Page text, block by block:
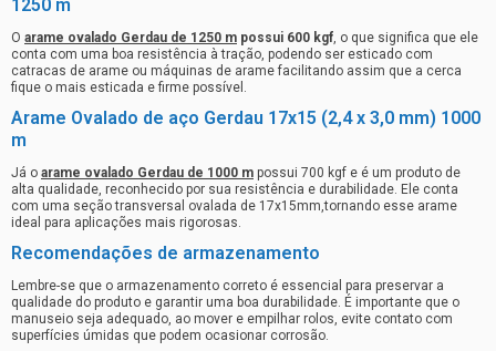
1250 m
O arame ovalado Gerdau de 1250 m possui 600 kgf, o que significa que ele
conta com uma boa resistência à tração, podendo ser esticado com
catracas de arame ou máquinas de arame facilitando assim que a cerca
fique o mais esticada e firme possível.
Arame Ovalado de aço Gerdau 17x15 (2,4 x 3,0 mm) 1000
m
Já o arame ovalado Gerdau de 1000 m possui 700 kgf e é um produto de
alta qualidade, reconhecido por sua resistência e durabilidade. Ele conta
com uma seção transversal ovalada de 17x15mm,tornando esse arame
ideal para aplicações mais rigorosas.
Recomendações de armazenamento
Lembre-se que o armazenamento correto é essencial para preservar a
qualidade do produto e garantir uma boa durabilidade. É importante que o
manuseio seja adequado, ao mover e empilhar rolos, evite contato com
superfícies úmidas que podem ocasionar corrosão.